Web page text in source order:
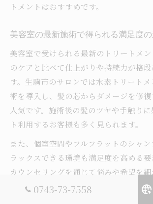
トメントはおすすめです。
美容室の最新施術で得られる満足度
美容室で受けられる最新のトリートメ
のケアと比べて仕上がりや持続力が格
す。生駒市のサロンでは水素トリート
術を導入し、髪の芯からダメージを修
人気です。施術後の髪のツヤや手触り
ト利用するお客様も多く見られます。
また、個室空間やフルフラットのシャン
ラックスできる環境も満足度を高める要
カウンセリングを通じて悩みや希望を細
最適な施術を提案してもらえるため、安
0743-73-7558